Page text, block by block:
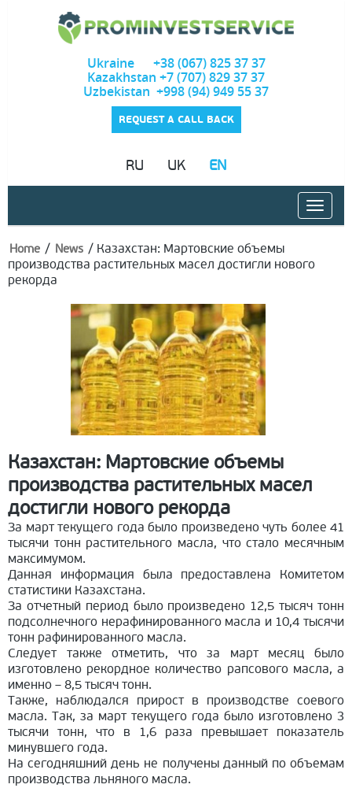
Ukraine +38 (067) 825 37 37
Kazakhstan +7 (707) 829 37 37
Uzbekistan +998 (94) 949 55 37
REQUEST A CALL BACK
RU UK EN
Home / News / Казахстан: Мартовские объемы
производства растительных масел достигли нового
рекорда
Казахстан: Мартовские объемы
производства растительных масел
достигли нового рекорда
За март текущего года было произведено чуть более 41
тысячи тонн растительного масла, что стало месячным
максимумом.
Данная информация была предоставлена Комитетом
статистики Казахстана.
За отчетный период было произведено 12,5 тысяч тонн
подсолнечного нерафинированного масла и 10,4 тысячи
тонн рафинированного масла.
Следует также отметить, что за март месяц было
изготовлено рекордное количество рапсового масла, а
именно – 8,5 тысяч тонн.
Также, наблюдался прирост в производстве соевого
масла. Так, за март текущего года было изготовлено 3
тысячи тонн, что в 1,6 раза превышает показатель
минувшего года.
На сегодняшний день не получены данный по объемам
производства льняного масла.